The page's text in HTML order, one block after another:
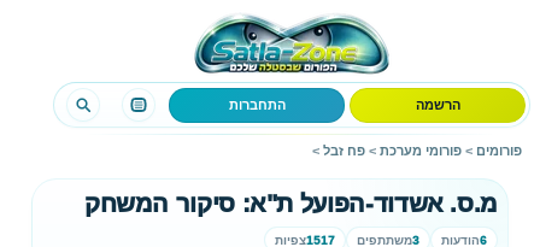
הרשמה התחברות
פורומים > פורומי מערכת > פח זבל >
מ.ס. אשדוד-הפועל ת"א: סיקור המשחק
6הודעות 3משתתפים 1517צפיות